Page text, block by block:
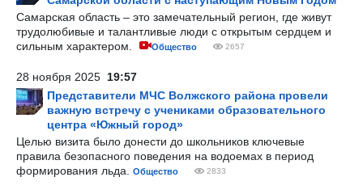
Самарская область – это замечательный регион, где живут
трудолюбивые и талантливые люди с открытым сердцем и
сильным характером.
Общество 2657
28 ноября 2025 19:57
Представители МЧС Волжского района провели
важную встречу с учениками образовательного
центра «Южный город»
Целью визита было донести до школьников ключевые
правила безопасного поведения на водоемах в период
формирования льда.
Общество 2833